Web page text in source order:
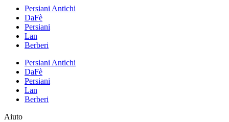
Persiani Antichi
DaFè
Persiani
Lan
Berberi
Persiani Antichi
DaFè
Persiani
Lan
Berberi
Aiuto